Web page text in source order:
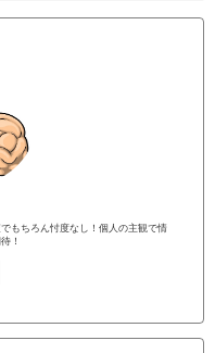
もちろん忖度なし！個人の主観で情
！